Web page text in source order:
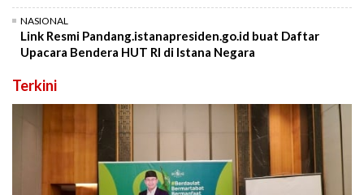
NASIONAL
Link Resmi Pandang.istanapresiden.go.id buat Daftar
Upacara Bendera HUT RI di Istana Negara
Terkini